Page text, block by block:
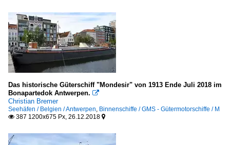
Das historische Güterschiff "Mondesir" von 1913 Ende Juli 2018 im
Bonapartedok Antwerpen. 
Christian Bremer
Seehäfen / Belgien / Antwerpen Binnenschiffe / GMS - Gütermotorschiffe / M
 387 1200x675 Px, 26.12.2018 